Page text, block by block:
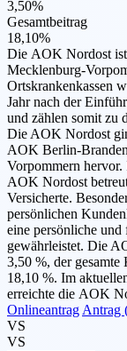
3,50%
Gesamtbeitrag
18,10%
Die AOK Nordost
Mecklenburg-
Ortskrankenkassen
Jahr nach der
und zählen somit zu
Die AOK Nordost
AOK Berlin-
Vorpommern
AOK Nordost
Versicherte.
persönlichen
eine persönliche und
gewährleistet. Die
3,50 %, der gesamte
18,10 %. Im
erreichte die AOK
Onlineantrag Antrag
VS
VS